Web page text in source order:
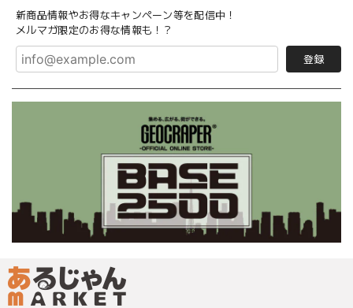
新商品情報やお得なキャンペーン等を配信中！
メルマガ限定のお得な情報も！？
登録